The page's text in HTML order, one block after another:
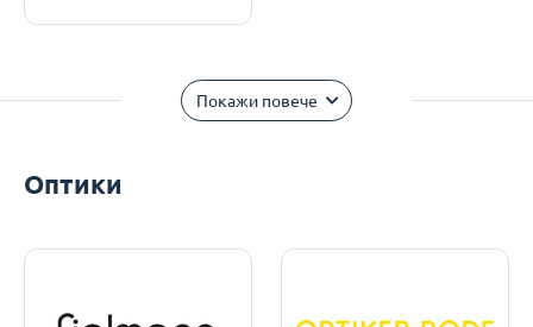
Покажи повече
Оптики